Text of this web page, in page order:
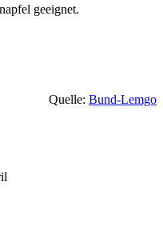
geeignet.
Quelle: Bund-Lemgo